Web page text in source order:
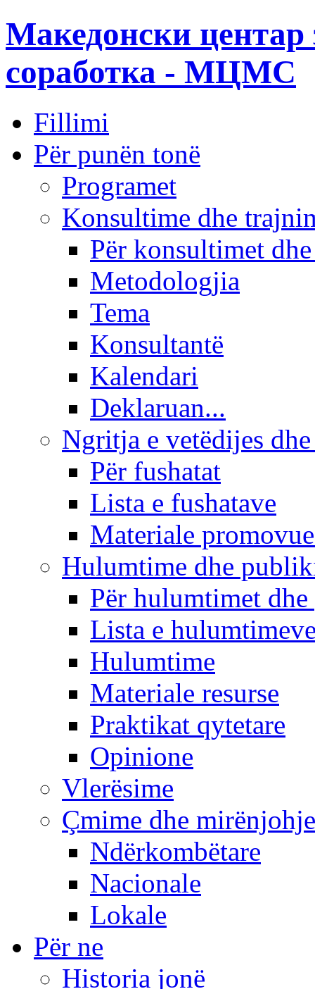
Македонски центар
соработка - МЦМС
Fillimi
Për punën tonë
Programet
Konsultime dhe
Për konsultimet
Metodologjia
Tema
Konsultantë
Kalendari
Deklaruan...
Ngritja e vetëdijes
Për fushatat
Lista e fushatave
Materiale
Hulumtime dhe
Për hulumtimet
Lista e
Hulumtime
Materiale resurse
Praktikat qytetare
Opinione
Vlerësime
Çmime dhe mirënjohje
Ndërkombëtare
Nacionale
Lokale
Për ne
Historia jonë